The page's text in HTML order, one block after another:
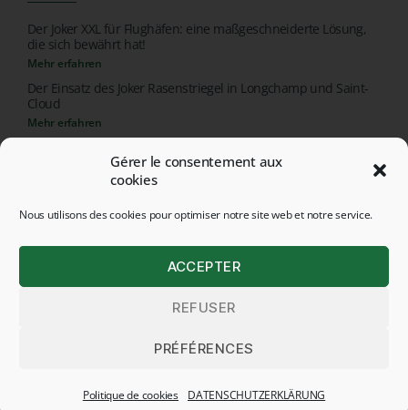
Gérer le consentement aux
cookies
Nous utilisons des cookies pour optimiser notre site web et notre service.
ACCEPTER
REFUSER
PRÉFÉRENCES
Politique de cookies DATENSCHUTZERKLÄRUNG
Der Joker XXL für Flughäfen: eine maßgeschneiderte Lösung,
die sich bewährt hat!
Mehr erfahren
Der Einsatz des Joker Rasenstriegel in Longchamp und Saint-
Cloud
Mehr erfahren
© 2026 ALL RIGHTS RESERVED - HEGE APPLICATIONS
POLITIQUE DE CONFIDENTIALITÉ